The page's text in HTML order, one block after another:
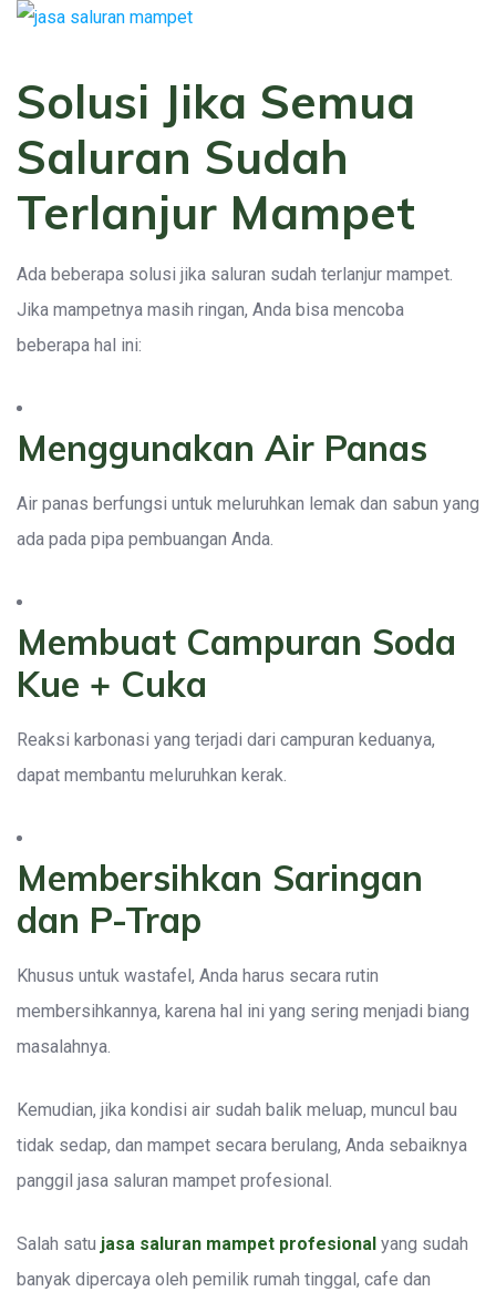
Solusi Jika Semua
Saluran Sudah
Terlanjur Mampet
Ada beberapa solusi jika saluran sudah terlanjur mampet.
Jika mampetnya masih ringan, Anda bisa mencoba
beberapa hal ini:
Menggunakan Air Panas
Air panas berfungsi untuk meluruhkan lemak dan sabun yang
ada pada pipa pembuangan Anda.
Membuat Campuran Soda
Kue + Cuka
Reaksi karbonasi yang terjadi dari campuran keduanya,
dapat membantu meluruhkan kerak.
Membersihkan Saringan
dan P-Trap
Khusus untuk wastafel, Anda harus secara rutin
membersihkannya, karena hal ini yang sering menjadi biang
masalahnya.
Kemudian, jika kondisi air sudah balik meluap, muncul bau
tidak sedap, dan mampet secara berulang, Anda sebaiknya
panggil jasa saluran mampet profesional.
Salah satu jasa saluran mampet profesional yang sudah
banyak dipercaya oleh pemilik rumah tinggal, cafe dan